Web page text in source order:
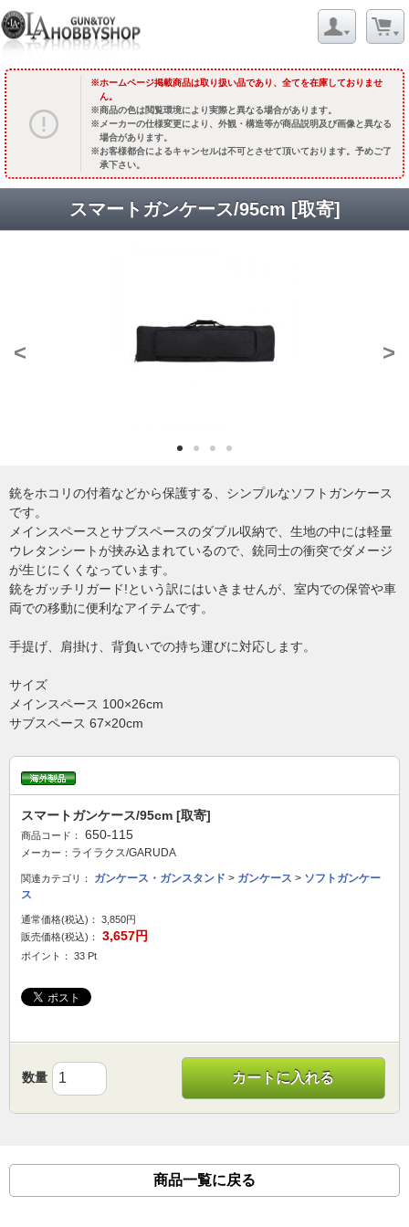
ホームページ掲載商品は取り扱い品であり、全てを在庫しておりませ
ん。
商品の色は閲覧環境により実際と異なる場合があります。
メーカーの仕様変更により、外観・構造等が商品説明及び画像と異なる
場合があります。
お客様都合によるキャンセルは不可とさせて頂いております。予めご了
承下さい。
スマートガンケース/95cm [取寄]
< >
銃をホコリの付着などから保護する、シンプルなソフトガンケース
です。
メインスペースとサブスペースのダブル収納で、生地の中には軽量
ウレタンシートが挟み込まれているので、銃同士の衝突でダメージ
が生じにくくなっています。
銃をガッチリガード!という訳にはいきませんが、室内での保管や車
両での移動に便利なアイテムです。
手提げ、肩掛け、背負いでの持ち運びに対応します。
サイズ
メインスペース 100×26cm
サブスペース 67×20cm
スマートガンケース/95cm [取寄]
商品コード： 650-115
メーカー： ライラクス/GARUDA
関連カテゴリ： ガンケース・ガンスタンド > ガンケース > ソフトガンケー
ス
通常価格(税込)：
3,850円
販売価格(税込)：
3,657円
ポイント： 33 Pt
数量 カートに入れる
商品一覧に戻る